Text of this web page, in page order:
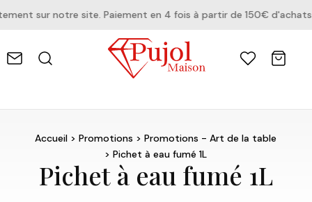
sur notre site. Paiement en 4 fois à partir de 150€ d'achats.
Accueil >Promotions >Promotions - Art de la table
> Pichet à eau fumé 1L
Pichet à eau fumé 1L